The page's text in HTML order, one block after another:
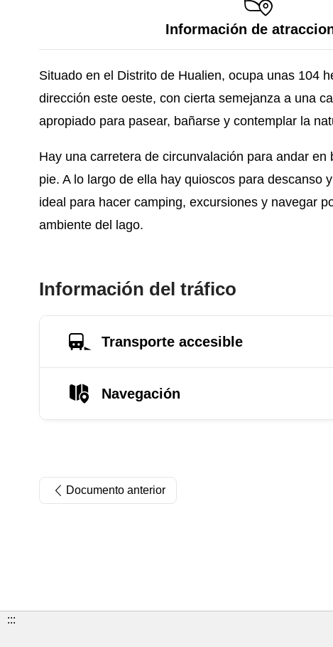
Información de
Situado en el Distrito de Hualien, ocupa unas 104
dirección este oeste, con cierta semejanza a una
apropiado para pasear, bañarse y contemplar la
Hay una carretera de circunvalación para andar
pie. A lo largo de ella hay quioscos para
ideal para hacer camping, excursiones y navegar
ambiente del lago.
Información del tráfico
Transporte accesible
Navegación
Documento anterior
:::